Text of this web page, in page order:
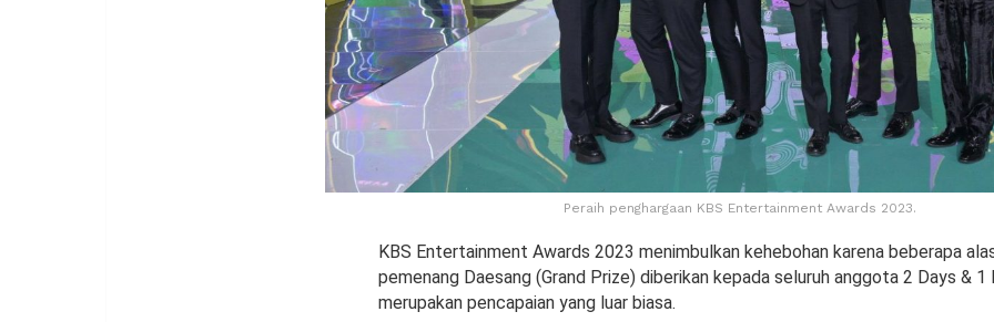
Peraih penghargaan KBS Entertainment Awards 2023.
KBS Entertainment Awards 2023 menimbulkan kehebohan karena beberapa
pemenang Daesang (Grand Prize) diberikan kepada seluruh anggota 2 Days & 1
merupakan pencapaian yang luar biasa.